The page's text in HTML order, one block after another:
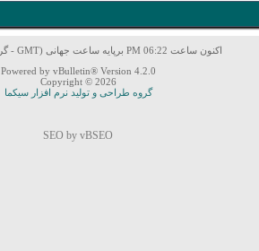
اکنون ساعت 06:22 PM برپایه ساعت جهانی (GMT - گرینویچ) می باشد.
Powered by vBulletin® Version 4.2.0
Copyright © 2026
گروه طراحی و تولید نرم افزار سیکما
SEO by vBSEO